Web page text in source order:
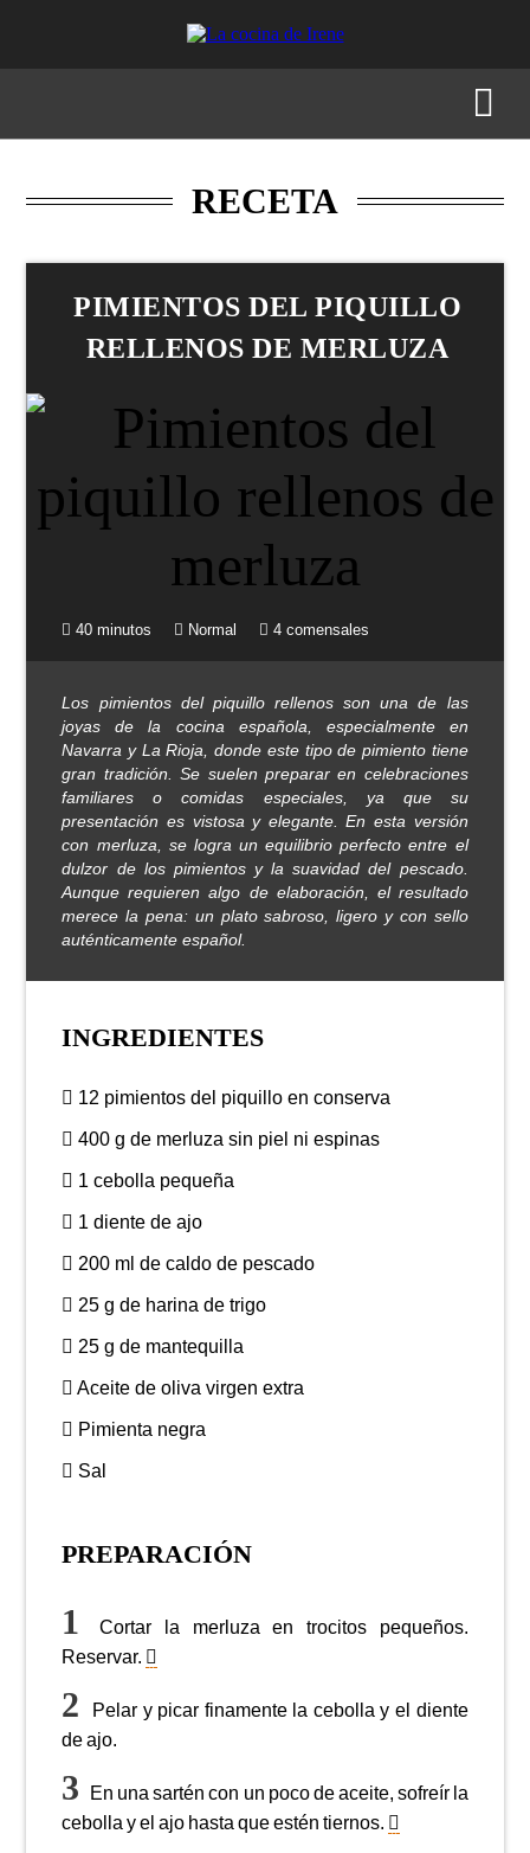
RECETA
PIMIENTOS DEL PIQUILLO
RELLENOS DE MERLUZA
40 minutos Normal 4 comensales
Los pimientos del piquillo rellenos son una de las
joyas de la cocina española, especialmente en
Navarra y La Rioja, donde este tipo de pimiento tiene
gran tradición. Se suelen preparar en celebraciones
familiares o comidas especiales, ya que su
presentación es vistosa y elegante. En esta versión
con merluza, se logra un equilibrio perfecto entre el
dulzor de los pimientos y la suavidad del pescado.
Aunque requieren algo de elaboración, el resultado
merece la pena: un plato sabroso, ligero y con sello
auténticamente español.
INGREDIENTES
12 pimientos del piquillo en conserva
400 g de merluza sin piel ni espinas
1 cebolla pequeña
1 diente de ajo
200 ml de caldo de pescado
25 g de harina de trigo
25 g de mantequilla
Aceite de oliva virgen extra
Pimienta negra
Sal
PREPARACIÓN
Cortar la merluza en trocitos pequeños.
Reservar.
Pelar y picar finamente la cebolla y el diente
de ajo.
En una sartén con un poco de aceite, sofreír la
cebolla y el ajo hasta que estén tiernos.